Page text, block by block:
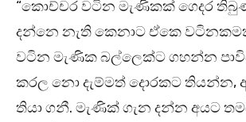
“කොච්චර වටින මැණිකක් ගෙදර
දන්නෙ නැති කෙනාට ඒකෙ
වටින මැණික බල්ලෙක්ට ගහන්න
කරල නො දැම්මත් දොරකට
තියා ගනී. මැණික් ගැන දන්න අයට